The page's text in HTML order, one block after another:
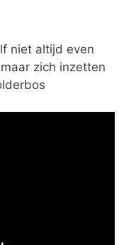
niet altijd even
zich inzetten